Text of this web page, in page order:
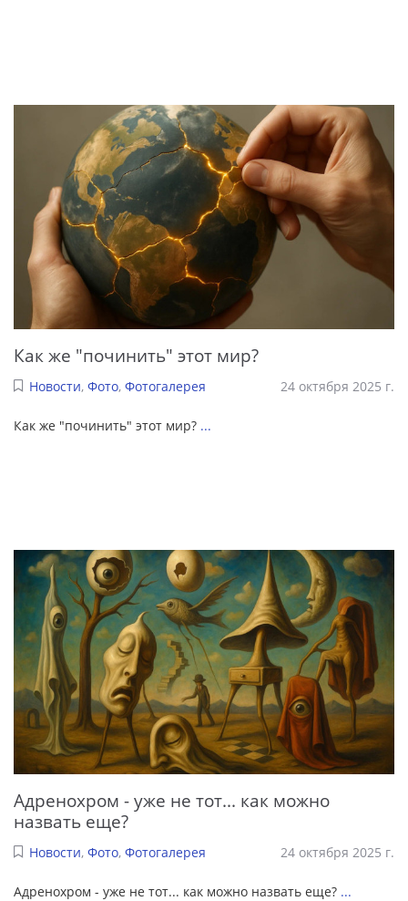
Как же "починить" этот мир?
Новости, Фото, Фотогалерея 24 октября 2025 г.
Как же "починить" этот мир? ...
Адренохром - уже не тот... как можно
назвать еще?
Новости, Фото, Фотогалерея 24 октября 2025 г.
Адренохром - уже не тот... как можно назвать еще? ...